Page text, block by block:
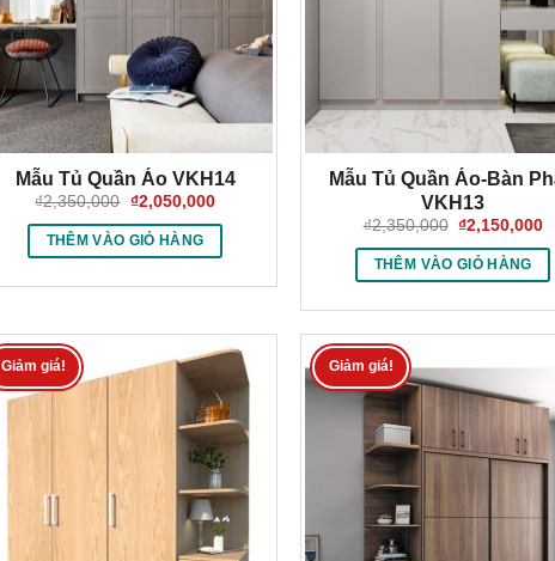
Mẫu Tủ Quần Áo VKH14
₫2,350,000 Giá
là:
₫2,350,000.
₫2,050,000Giá
tại
là:
THÊM VÀO GIỎ HÀNG
Mẫu Tủ Quần Áo-Bàn
VKH13
₫2,350,000 Giá
là:
₫2,350,000.
₫2,150,000
tại
là:
THÊM VÀO GIỎ HÀNG
Giảm giá! Giảm giá!